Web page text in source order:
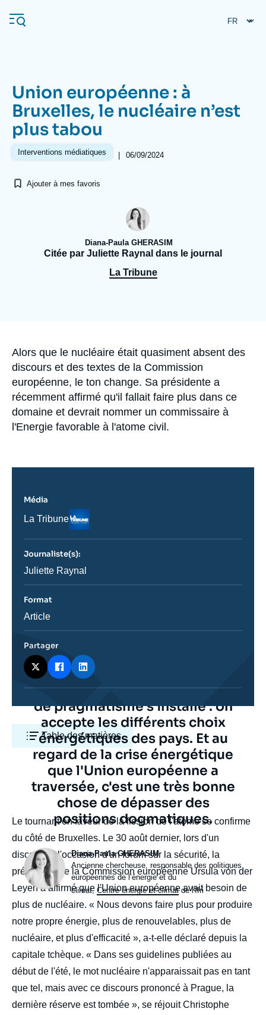
au
contenu
Navigation
principale
L'Ifri
Se connecter
À propos de l'Ifri
Proche-Orient
Union européenne : à
Bruxelles, le nucléaire n’est
plus tabou
Interventions médiatiques | 06/09/2024
Ajouter à mes favoris
Diana-Paula GHERASIM
Citée par Juliette Raynal dans le journal
La Tribune
Accroche
Alors que le nucléaire était quasiment absent des
discours et des textes de la Commission
européenne, le ton change. Sa présidente a
récemment affirmé qu'il fallait faire plus dans ce
domaine et devrait nommer un commissaire à
l'Energie favorable à l'atome civil.
Table des matières
Texte
citation
Une idée de complémentarité et
de pragmatisme s'installe : on
accepte les différents choix
énergétiques des pays. Et au
regard de la crise énergétique
que l'Union européenne a
traversée, c'est une très bonne
chose de dépasser des
positions dogmatiques.
Photo
Diana-Paula GHERASIM
Intitulé
du
poste
Ancienne chercheuse, responsable des politiques
européennes de l’énergie et du
climat,Centre énergie et climatde l'Ifri
body
Le tournant en faveur de la fission de l'atome se confirme
du côté de Bruxelles. Le 30 août dernier, lors d'un
discours à l'occasion d'un forum sur la sécurité, la
présidente de la Commission européenne Ursula von der
Leyen a affirmé que l'Union européenne avait besoin de
plus de nucléaire. « Nous devons faire plus pour produire
notre propre énergie, plus de renouvelables, plus de
nucléaire, et plus d'efficacité », a-t-elle déclaré depuis la
capitale tchèque. « Dans ses guidelines publiées au
début de l'été, le mot nucléaire n'apparaissait pas en tant
que tel, mais avec ce discours prononcé à Prague, la
dernière réserve est tombée », se réjouit Christophe
Média
Nom
journal,
ou
émission
La Tribune
Logo
Journaliste(s):
Journaliste
Juliette Raynal
Format
Catégorie
Article
Partager